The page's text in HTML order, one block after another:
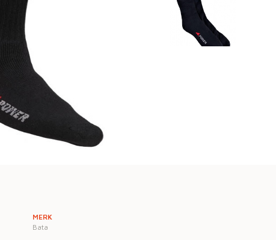
MERK
Bata